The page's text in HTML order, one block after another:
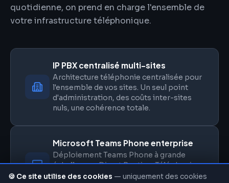
quotidienne, on prend en charge l'ensemble de
votre infrastructure téléphonique.
IP PBX centralisé multi-sites
Architecture téléphonie centralisée pour
l'ensemble de vos sites. Un seul point
d'administration, des coûts inter-sites
nuls, une cohérence totale.
Microsoft Teams Phone enterprise
Déploiement Teams Phone à grande
échelle avec Direct Routing. Téléphonie,
visio, chat, partage — un seul outil pour
🍪 Ce site utilise des cookies — uniquement des cookies